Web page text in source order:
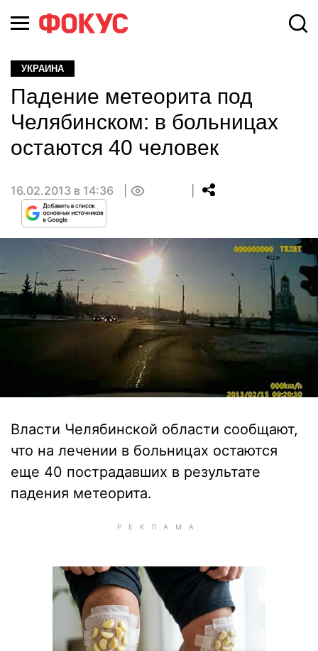
УКРАИНА
Падение метеорита под
Челябинском: в больницах
остаются 40 человек
16.02.2013 в 14:36
Власти Челябинской области сообщают,
что на лечении в больницах остаются
еще 40 пострадавших в результате
падения метеорита.